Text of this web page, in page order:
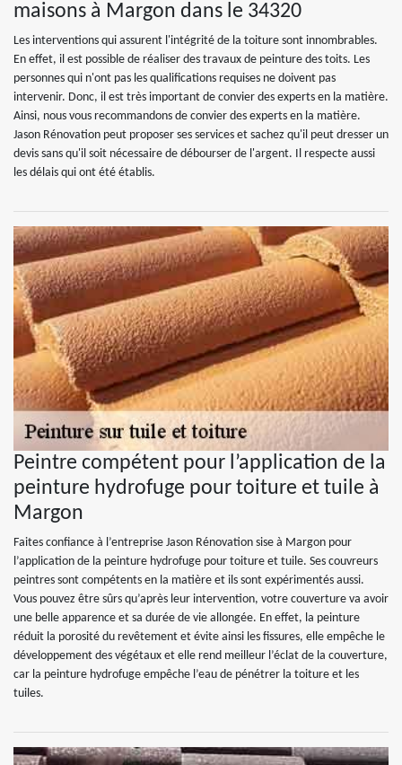
maisons à Margon dans le 34320
Les interventions qui assurent l'intégrité de la toiture sont innombrables.
En effet, il est possible de réaliser des travaux de peinture des toits. Les
personnes qui n'ont pas les qualifications requises ne doivent pas
intervenir. Donc, il est très important de convier des experts en la matière.
Ainsi, nous vous recommandons de convier des experts en la matière.
Jason Rénovation peut proposer ses services et sachez qu'il peut dresser un
devis sans qu'il soit nécessaire de débourser de l'argent. Il respecte aussi
les délais qui ont été établis.
Peintre compétent pour l’application de la
peinture hydrofuge pour toiture et tuile à
Margon
Faites confiance à l’entreprise Jason Rénovation sise à Margon pour
l’application de la peinture hydrofuge pour toiture et tuile. Ses couvreurs
peintres sont compétents en la matière et ils sont expérimentés aussi.
Vous pouvez être sûrs qu’après leur intervention, votre couverture va avoir
une belle apparence et sa durée de vie allongée. En effet, la peinture
réduit la porosité du revêtement et évite ainsi les fissures, elle empêche le
développement des végétaux et elle rend meilleur l’éclat de la couverture,
car la peinture hydrofuge empêche l’eau de pénétrer la toiture et les
tuiles.